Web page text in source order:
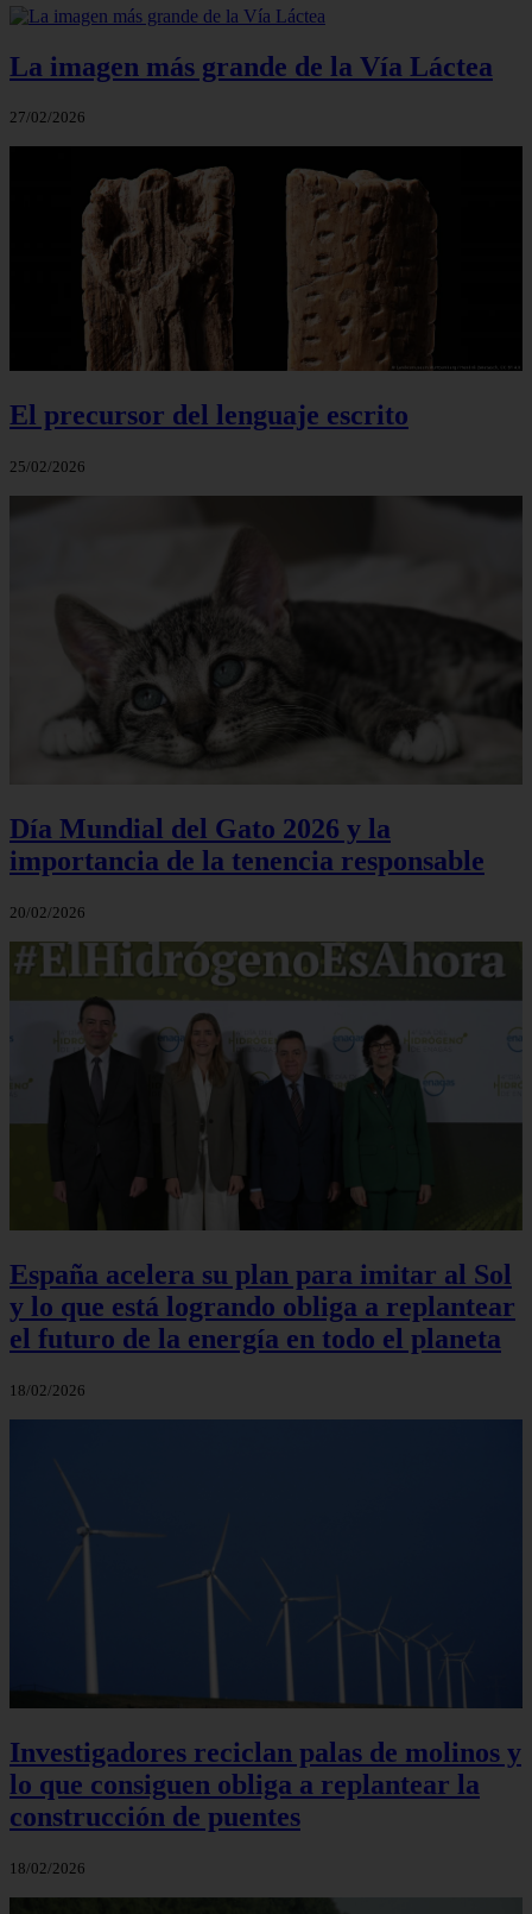
La imagen más grande de la Vía Láctea
27/02/2026
El precursor del lenguaje escrito
25/02/2026
Día Mundial del Gato 2026 y la
importancia de la tenencia responsable
20/02/2026
España acelera su plan para imitar al Sol
y lo que está logrando obliga a replantear
el futuro de la energía en todo el planeta
18/02/2026
Investigadores reciclan palas de molinos y
lo que consiguen obliga a replantear la
construcción de puentes
18/02/2026